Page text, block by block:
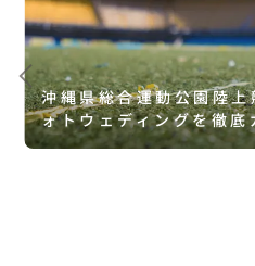
沖縄県総合運動公園陸
ォトウェディングを徹底